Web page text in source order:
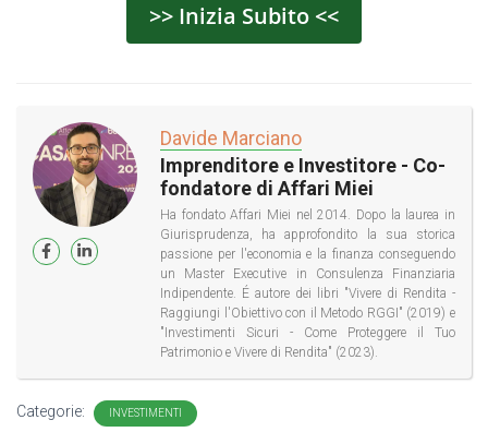
>> Inizia Subito <<
Davide Marciano
Imprenditore e Investitore - Co-
fondatore di Affari Miei
Ha fondato Affari Miei nel 2014. Dopo la laurea in
Giurisprudenza, ha approfondito la sua storica
passione per l'economia e la finanza conseguendo
un Master Executive in Consulenza Finanziaria
Indipendente. É autore dei libri "Vivere di Rendita -
Raggiungi l'Obiettivo con il Metodo RGGI" (2019) e
"Investimenti Sicuri - Come Proteggere il Tuo
Patrimonio e Vivere di Rendita" (2023).
Categorie: INVESTIMENTI